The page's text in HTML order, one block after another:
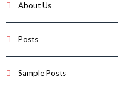
About Us
Posts
Sample Posts